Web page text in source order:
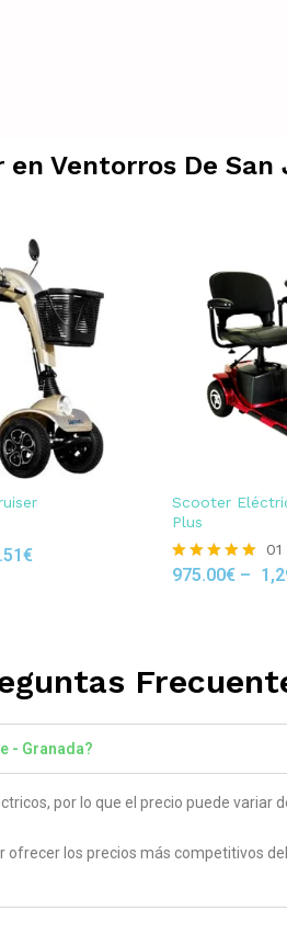
en Ventorros De San
€
Scooter
Plus
Rated
01
975.00€ –
- Granada?
por lo que el precio puede variar
los precios más competitivos